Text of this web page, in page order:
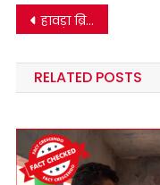
Post
navigation
हावड़ा ब्रिज पर होली के दौरान लोगों के जश्न मनाने का वीडियो भाजपा की बंगाल में जीत से जोड़कर वायरल।
RELATED POSTS